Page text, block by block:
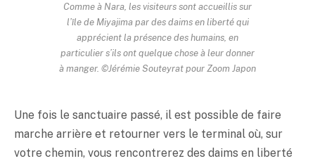
Comme à Nara, les visiteurs sont accueillis sur
l’île de Miyajima par des daims en liberté qui
apprécient la présence des humains, en
particulier s’ils ont quelque chose à leur donner
à manger. ©Jérémie Souteyrat pour Zoom Japon
Une fois le sanctuaire passé, il est possible de faire
marche arrière et retourner vers le terminal où, sur
votre chemin, vous rencontrerez des daims en liberté